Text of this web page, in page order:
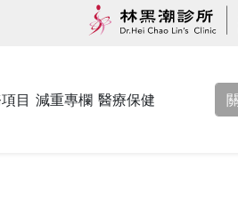
目 減重專欄 醫療保健